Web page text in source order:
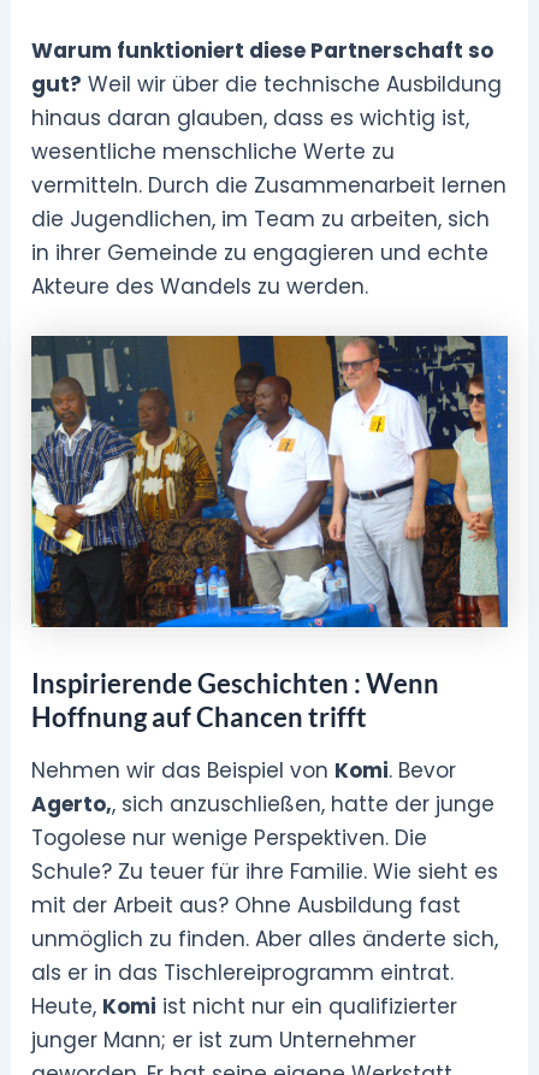
Warum funktioniert diese Partnerschaft so
gut? Weil wir über die technische Ausbildung
hinaus daran glauben, dass es wichtig ist,
wesentliche menschliche Werte zu
vermitteln. Durch die Zusammenarbeit lernen
die Jugendlichen, im Team zu arbeiten, sich
in ihrer Gemeinde zu engagieren und echte
Akteure des Wandels zu werden.
Inspirierende Geschichten : Wenn
Hoffnung auf Chancen trifft
Nehmen wir das Beispiel von Komi. Bevor
Agerto,, sich anzuschließen, hatte der junge
Togolese nur wenige Perspektiven. Die
Schule? Zu teuer für ihre Familie. Wie sieht es
mit der Arbeit aus? Ohne Ausbildung fast
unmöglich zu finden. Aber alles änderte sich,
als er in das Tischlereiprogramm eintrat.
Heute, Komi ist nicht nur ein qualifizierter
junger Mann; er ist zum Unternehmer